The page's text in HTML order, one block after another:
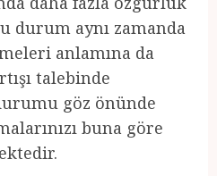
durum aynı zamanda
anlamına da
talebinde
göz önünde
buna göre